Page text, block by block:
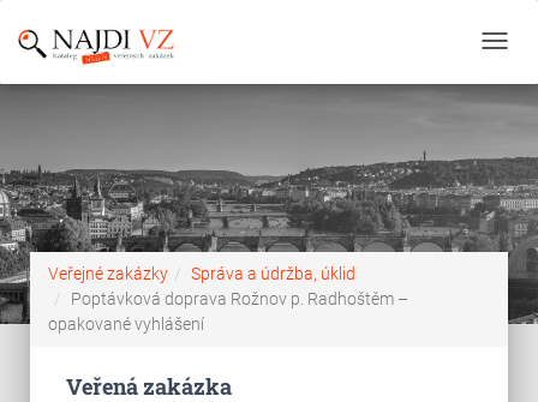
Veřejné zakázky
Správa a údržba, úklid
Poptávková doprava Rožnov p. Radhoštěm –
opakované vyhlášení
Veřená zakázka